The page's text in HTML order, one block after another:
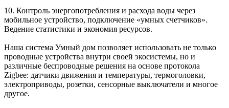
10. Контроль энергопотребления и расхода воды через
мобильное устройство, подключение «умных счетчиков».
Ведение статистики и экономия ресурсов.
Наша система Умный дом позволяет использовать не только
проводные устройства внутри своей экосистемы, но и
различные беспроводные решения на основе протокола
Zigbee: датчики движения и температуры, термоголовки,
электроприводы, розетки, сенсорные выключатели и многое
другое.